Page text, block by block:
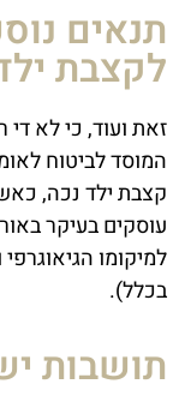
תנאים
לקצבת
זאת ועוד, כי לא
המוסד לביטוח
קצבת ילד נכה,
עוסקים בעיקר
למיקומו
בכלל).
תושבות